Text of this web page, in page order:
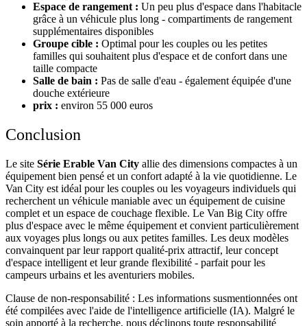
Espace de rangement : Un peu plus d'espace dans l'habitacle
grâce à un véhicule plus long - compartiments de rangement
supplémentaires disponibles
Groupe cible : Optimal pour les couples ou les petites
familles qui souhaitent plus d'espace et de confort dans une
taille compacte
Salle de bain : Pas de salle d'eau - également équipée d'une
douche extérieure
prix : environ 55 000 euros
Conclusion
Le site Série Erable Van City allie des dimensions compactes à un
équipement bien pensé et un confort adapté à la vie quotidienne. Le
Van City est idéal pour les couples ou les voyageurs individuels qui
recherchent un véhicule maniable avec un équipement de cuisine
complet et un espace de couchage flexible. Le Van Big City offre
plus d'espace avec le même équipement et convient particulièrement
aux voyages plus longs ou aux petites familles. Les deux modèles
convainquent par leur rapport qualité-prix attractif, leur concept
d'espace intelligent et leur grande flexibilité - parfait pour les
campeurs urbains et les aventuriers mobiles.
Clause de non-responsabilité : Les informations susmentionnées ont
été compilées avec l'aide de l'intelligence artificielle (IA). Malgré le
soin apporté à la recherche, nous déclinons toute responsabilité